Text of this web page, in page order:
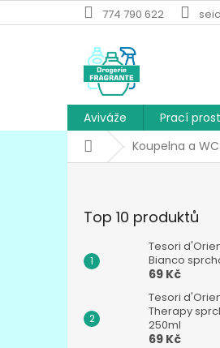
na
774 790 622
Aviváže Prací
DomůKoupelna a WC
Top 10 produktů
Tesori
Bianco
69 Kč
Tesori
Therapy
250ml
69 Kč